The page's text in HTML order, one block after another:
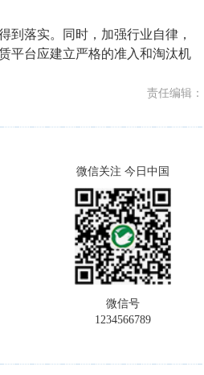
落实。同时，加强行业自律，
平台应建立严格的准入和淘汰机
责任编辑：
微信关注 今日中国
微信号
1234566789